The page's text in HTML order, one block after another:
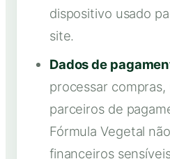
dispositivo usado
site.
Dados de
processar
parceiros de
Fórmula Vegetal
financeiros